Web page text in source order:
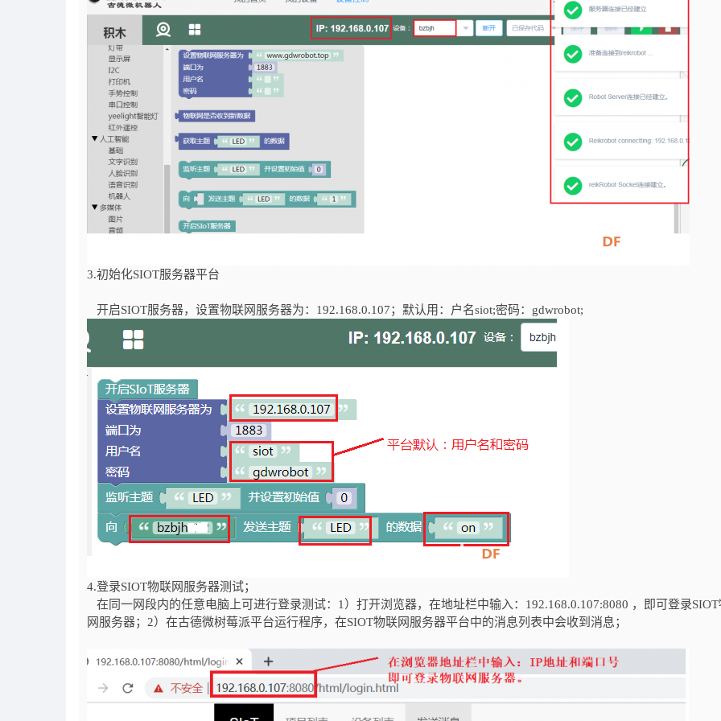
3.初始化SIOT服务器平台
开启SIOT服务器，设置物联网服务器为：192.168.0.107；默认用：户名siot;密码：gdwrobot;
4.登录SIOT物联网服务器测试；
在同一网段内的任意电脑上可进行登录测试：1）打开浏览器，在地址栏中输入：192.168.0.107:8080 ，即可登录
网服务器；2）在古德微树莓派平台运行程序，在SIOT物联网服务器平台中的消息列表中会收到消息；